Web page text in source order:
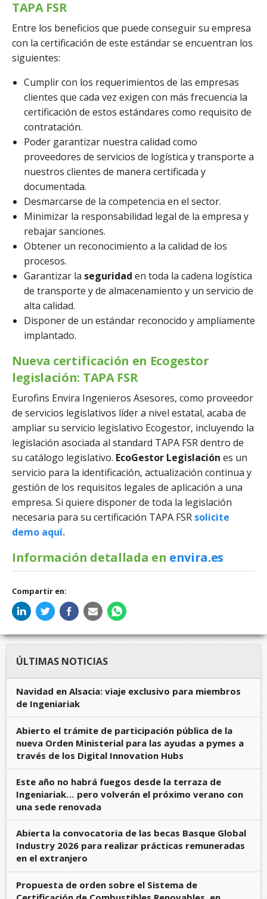
TAPA FSR
Entre los beneficios que puede conseguir su empresa
con la certificación de este estándar se encuentran los
siguientes:
Cumplir con los requerimientos de las empresas
clientes que cada vez exigen con más frecuencia la
certificación de estos estándares como requisito de
contratación.
Poder garantizar nuestra calidad como
proveedores de servicios de logística y transporte a
nuestros clientes de manera certificada y
documentada.
Desmarcarse de la competencia en el sector.
Minimizar la responsabilidad legal de la empresa y
rebajar sanciones.
Obtener un reconocimiento a la calidad de los
procesos.
Garantizar la seguridad en toda la cadena logística
de transporte y de almacenamiento y un servicio de
alta calidad.
Disponer de un estándar reconocido y ampliamente
implantado.
Nueva certificación en Ecogestor
legislación: TAPA FSR
Eurofins Envira Ingenieros Asesores, como proveedor
de servicios legislativos líder a nivel estatal, acaba de
ampliar su servicio legislativo Ecogestor, incluyendo la
legislación asociada al standard TAPA FSR dentro de
su catálogo legislativo. EcoGestor Legislación es un
servicio para la identificación, actualización continua y
gestión de los requisitos legales de aplicación a una
empresa. Si quiere disponer de toda la legislación
necesaria para su certificación TAPA FSR solicite
demo aquí.
Información detallada en envira.es
Compartir en:
ÚLTIMAS NOTICIAS
Navidad en Alsacia: viaje exclusivo para miembros
de Ingeniariak
Abierto el trámite de participación pública de la
nueva Orden Ministerial para las ayudas a pymes a
través de los Digital Innovation Hubs
Este año no habrá fuegos desde la terraza de
Ingeniariak… pero volverán el próximo verano con
una sede renovada
Abierta la convocatoria de las becas Basque Global
Industry 2026 para realizar prácticas remuneradas
en el extranjero
Propuesta de orden sobre el Sistema de